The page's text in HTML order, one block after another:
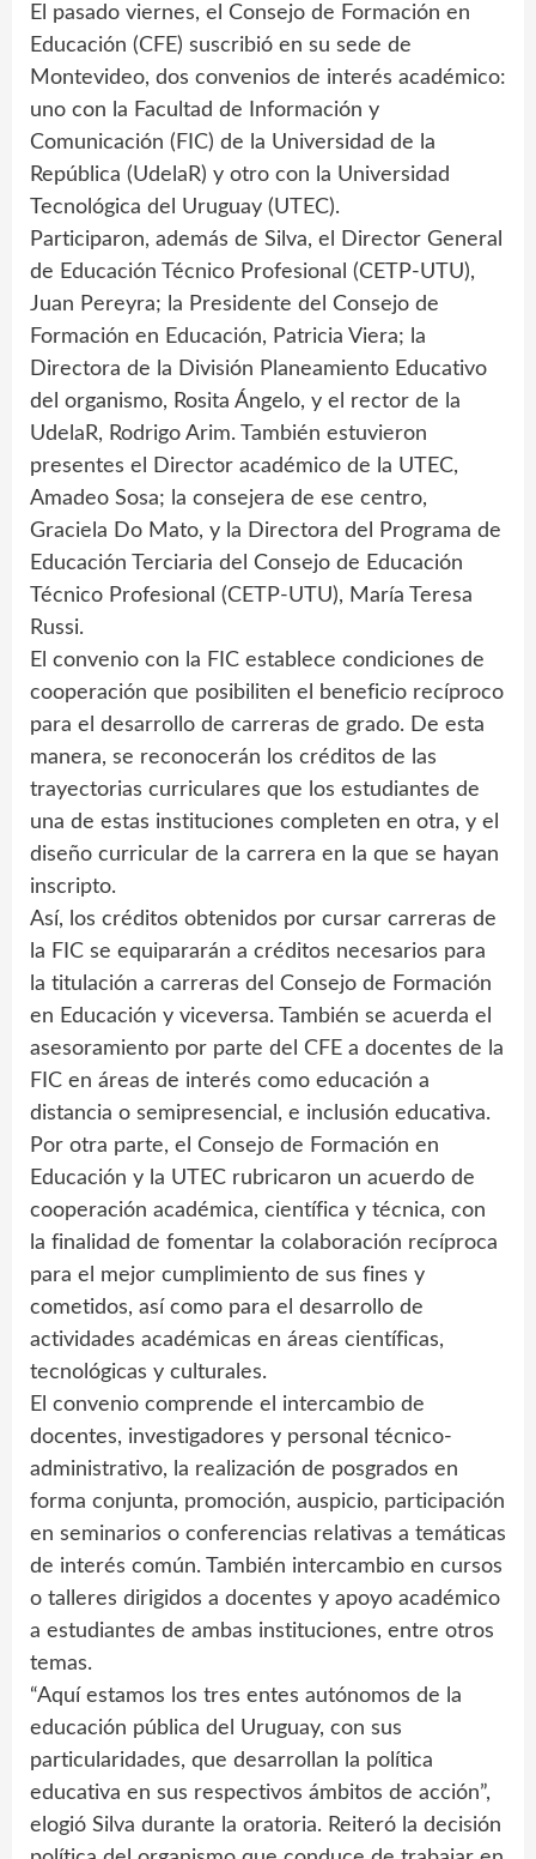
El pasado viernes, el Consejo de Formación en
Educación (CFE) suscribió en su sede de
Montevideo, dos convenios de interés académico:
uno con la Facultad de Información y
Comunicación (FIC) de la Universidad de la
República (UdelaR) y otro con la Universidad
Tecnológica del Uruguay (UTEC).
Participaron, además de Silva, el Director General
de Educación Técnico Profesional (CETP-UTU),
Juan Pereyra; la Presidente del Consejo de
Formación en Educación, Patricia Viera; la
Directora de la División Planeamiento Educativo
del organismo, Rosita Ángelo, y el rector de la
UdelaR, Rodrigo Arim. También estuvieron
presentes el Director académico de la UTEC,
Amadeo Sosa; la consejera de ese centro,
Graciela Do Mato, y la Directora del Programa de
Educación Terciaria del Consejo de Educación
Técnico Profesional (CETP-UTU), María Teresa
Russi.
El convenio con la FIC establece condiciones de
cooperación que posibiliten el beneficio recíproco
para el desarrollo de carreras de grado. De esta
manera, se reconocerán los créditos de las
trayectorias curriculares que los estudiantes de
una de estas instituciones completen en otra, y el
diseño curricular de la carrera en la que se hayan
inscripto.
Así, los créditos obtenidos por cursar carreras de
la FIC se equipararán a créditos necesarios para
la titulación a carreras del Consejo de Formación
en Educación y viceversa. También se acuerda el
asesoramiento por parte del CFE a docentes de la
FIC en áreas de interés como educación a
distancia o semipresencial, e inclusión educativa.
Por otra parte, el Consejo de Formación en
Educación y la UTEC rubricaron un acuerdo de
cooperación académica, científica y técnica, con
la finalidad de fomentar la colaboración recíproca
para el mejor cumplimiento de sus fines y
cometidos, así como para el desarrollo de
actividades académicas en áreas científicas,
tecnológicas y culturales.
El convenio comprende el intercambio de
docentes, investigadores y personal técnico-
administrativo, la realización de posgrados en
forma conjunta, promoción, auspicio, participación
en seminarios o conferencias relativas a temáticas
de interés común. También intercambio en cursos
o talleres dirigidos a docentes y apoyo académico
a estudiantes de ambas instituciones, entre otros
temas.
“Aquí estamos los tres entes autónomos de la
educación pública del Uruguay, con sus
particularidades, que desarrollan la política
educativa en sus respectivos ámbitos de acción”,
elogió Silva durante la oratoria. Reiteró la decisión